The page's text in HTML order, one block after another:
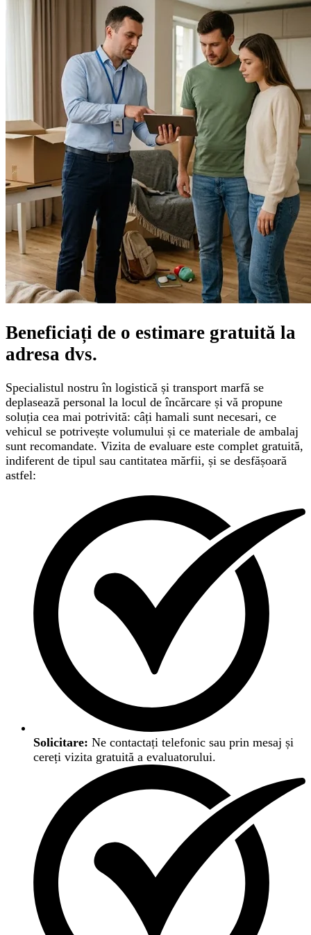
Beneficiați de o estimare gratuită la
adresa dvs.
Specialistul nostru în logistică și transport marfă se
deplasează personal la locul de încărcare și vă propune
soluția cea mai potrivită: câți hamali sunt necesari, ce
vehicul se potrivește volumului și ce materiale de ambalaj
sunt recomandate. Vizita de evaluare este complet gratuită,
indiferent de tipul sau cantitatea mărfii, și se desfășoară
astfel:
Solicitare: Ne contactați telefonic sau prin mesaj și
cereți vizita gratuită a evaluatorului.